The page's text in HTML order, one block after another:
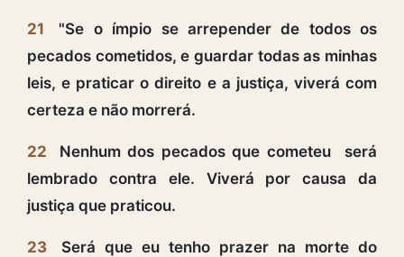
21
"Se o ímpio se arrepender de todos os
pecados cometidos, e guardar todas as minhas
leis, e praticar o direito e a justiça, viverá com
certeza e não morrerá.
22
Nenhum dos pecados que cometeu será
lembrado contra ele. Viverá por causa da
justiça que praticou.
23
Será que eu tenho prazer na morte do